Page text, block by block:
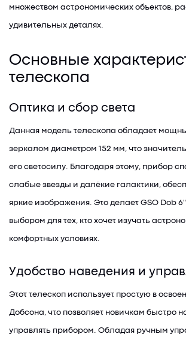
множеством астрономических объектов,
удивительных деталях.
Основные
телескопа
Оптика и сбор света
Данная модель телескопа обладает
зеркалом диаметром 152 мм, что
его светосилу. Благодаря этому, прибор
слабые звезды и далёкие галактики,
яркие изображения. Это делает GSO Dob
выбором для тех, кто хочет изучать
комфортных условиях.
Удобство наведения и
Этот телескоп использует простую в
Добсона, что позволяет новичкам быстро
управлять прибором. Обладая ручным